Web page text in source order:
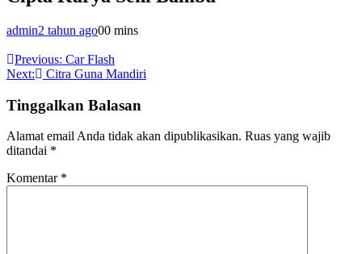
admin2 tahun ago00 mins
Navigasi
pos
Previous: Car Flash
Next:
Citra Guna Mandiri
Tinggalkan Balasan
Alamat email Anda tidak akan dipublikasikan. Ruas yang wajib
ditandai *
Komentar *